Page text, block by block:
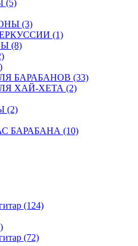
(5)
(3)
(1)
(8)
БАРАБАНОВ (33)
ХАЙ-ХЕТА (2)
(2)
БАРАБАНА (10)
(124)
(72)